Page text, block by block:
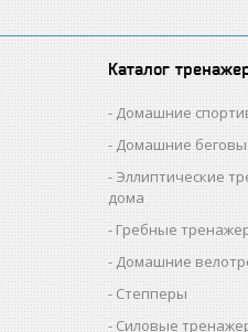
Каталог
Домашние
Домашние
Эллиптические
дома
Гребные
Домашние
Степперы
Силовые